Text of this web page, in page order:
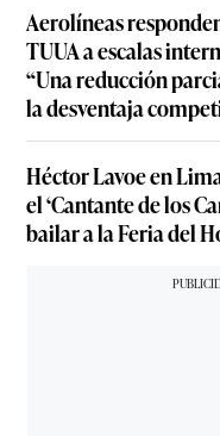
Aerolíneas
TUUA a escalas
“Una reducción
la desventaja
Héctor Lavoe en
el ‘Cantante de los
bailar a la Feria del